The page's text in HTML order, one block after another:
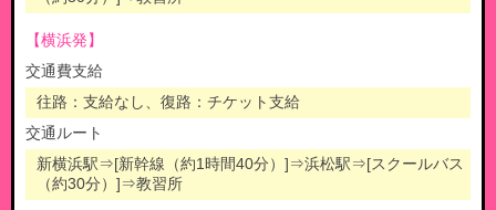
【横浜発】
交通費支給
往路：支給なし、復路：チケット支給
交通ルート
新横浜駅 ⇒[新幹線（約1時間40分）]⇒浜松駅 ⇒[スクールバス
（約30分）]⇒教習所